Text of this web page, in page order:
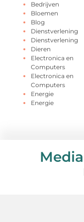
Bedrijven
Bloemen
Blog
Dienstverlening
Dienstverlening
Dieren
Electronica en
Computers
Electronica en
Computers
Energie
Energie
Media